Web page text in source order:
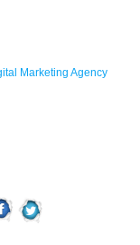
Marketing Agency